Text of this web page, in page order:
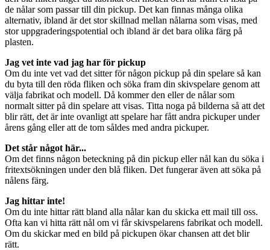
de nålar som passar till din pickup. Det kan finnas många olika
alternativ, ibland är det stor skillnad mellan nålarna som visas, med
stor uppgraderingspotential och ibland är det bara olika färg på
plasten.
Jag vet inte vad jag har för pickup
Om du inte vet vad det sitter för någon pickup på din spelare så kan
du byta till den röda fliken och söka fram din skivspelare genom att
välja fabrikat och modell. Då kommer den eller de nålar som
normalt sitter på din spelare att visas. Titta noga på bilderna så att det
blir rätt, det är inte ovanligt att spelare har fått andra pickuper under
årens gång eller att de tom såldes med andra pickuper.
Det står något här...
Om det finns någon beteckning på din pickup eller nål kan du söka i
fritextsökningen under den blå fliken. Det fungerar även att söka på
nålens färg.
Jag hittar inte!
Om du inte hittar rätt bland alla nålar kan du skicka ett mail till oss.
Ofta kan vi hitta rätt nål om vi får skivspelarens fabrikat och modell.
Om du skickar med en bild på pickupen ökar chansen att det blir
rätt.